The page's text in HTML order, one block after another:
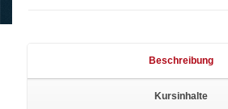
Beschreibung
Kursinhalte